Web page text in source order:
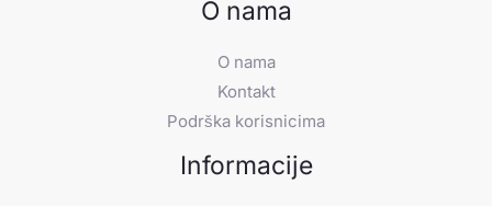
O nama
O nama
Kontakt
Podrška korisnicima
Informacije